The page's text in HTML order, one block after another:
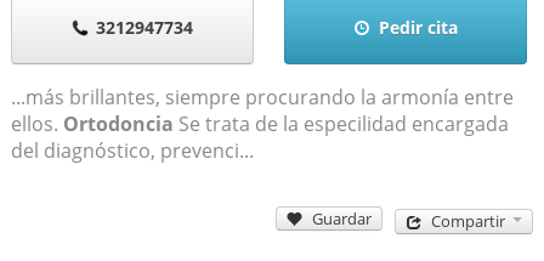
3212947734 Pedir cita
...más brillantes, siempre procurando la armonía entre
ellos. Ortodoncia Se trata de la especilidad encargada
del diagnóstico, prevenci...
Guardar Compartir